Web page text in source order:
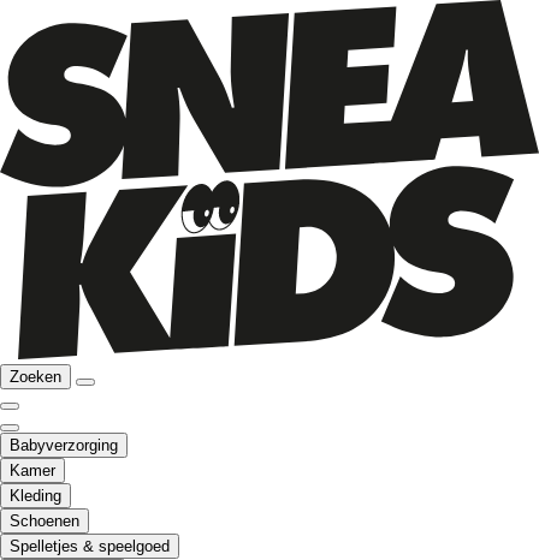
Zoeken
Babyverzorging
Kamer
Kleding
Schoenen
Spelletjes & speelgoed